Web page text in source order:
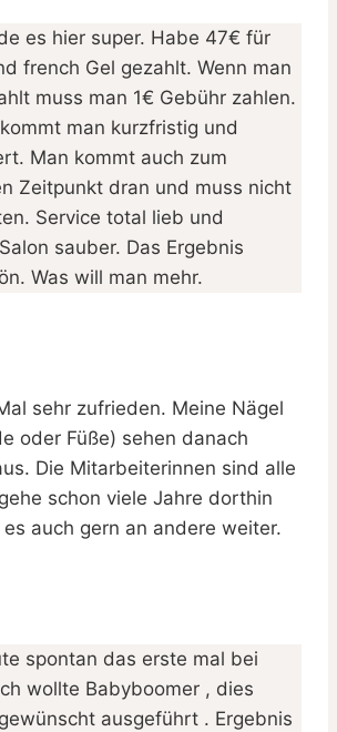
es hier super. Habe 47€ für
french Gel gezahlt. Wenn man
muss man 1€ Gebühr zahlen.
man kurzfristig und
Man kommt auch zum
Zeitpunkt dran und muss nicht
Service total lieb und
sauber. Das Ergebnis
Was will man mehr.
sehr zufrieden. Meine Nägel
oder Füße) sehen danach
Die Mitarbeiterinnen sind alle
schon viele Jahre dorthin
auch gern an andere weiter.
spontan das erste mal bei
wollte Babyboomer , dies
ausgeführt . Ergebnis